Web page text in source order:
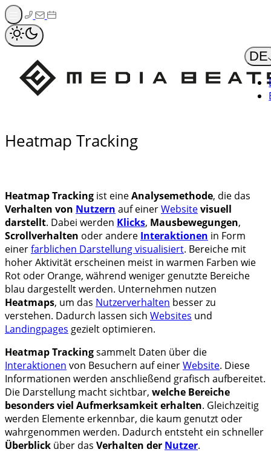
Zum
Inhalt
springen
DE
Heatmap Tracking
Heatmap Tracking ist eineAnalysemethode, die das
Verhalten von Nutzern auf einerWebsitevisuell
darstellt. Dabei werden Klicks, Mausbewegungen,
Scrollverhalten oder andere Interaktionen in Form
einerfarblichen Darstellung visualisiert. Bereiche mit
hoher Aktivität erscheinen meist in warmen Farben wie
Rot oder Orange, während weniger genutzte Bereiche
blau dargestellt werden. Unternehmen nutzen
Heatmaps, um das Nutzerverhalten besser zu
verstehen. Dadurch lassen sich Websites und
Landingpages gezielt optimieren.
Heatmap Trackingsammelt Daten über die
Interaktionen von Besuchern auf einerWebsite. Diese
Informationen werden anschließend grafisch aufbereitet.
Die Darstellung macht sichtbar, welche Bereiche
besonders viel Aufmerksamkeit erhalten. Gleichzeitig
werden Elemente erkennbar, die kaum genutzt oder
wahrgenommen werden. Dadurch entsteht ein schneller
Überblick über das Verhalten der Nutzer.